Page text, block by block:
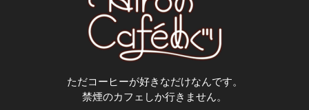
ただコーヒーが好きなだけなんです。
禁煙のカフェしか行きません。